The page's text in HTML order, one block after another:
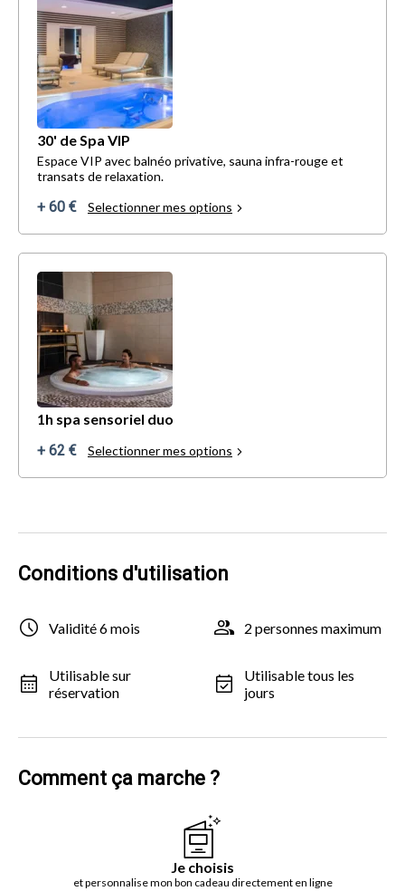
30' de Spa VIP
Espace VIP avec balnéo privative, sauna infra-rouge et
transats de relaxation.
+ 60 € Selectionner mes options
1h spa sensoriel duo
+ 62 €
Selectionner mes options
Conditions d'utilisation
Validité 6 mois 2 personnes maximum
Utilisable sur
réservation
Utilisable tous les
jours
Comment ça marche ?
Je choisis
et personnalise mon bon cadeau directement en ligne